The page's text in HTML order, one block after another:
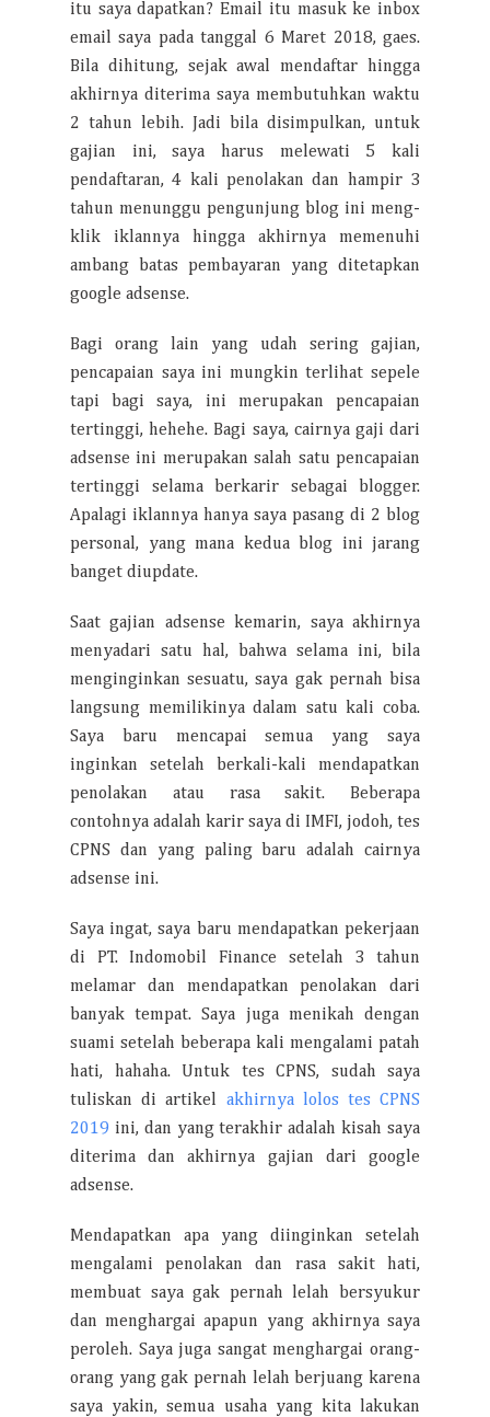
itu saya dapatkan? Email itu masuk ke inbox
email saya pada tanggal 6 Maret 2018, gaes.
Bila dihitung, sejak awal mendaftar hingga
akhirnya diterima saya membutuhkan waktu
2 tahun lebih. Jadi bila disimpulkan, untuk
gajian ini, saya harus melewati 5 kali
pendaftaran, 4 kali penolakan dan hampir 3
tahun menunggu pengunjung blog ini meng-
klik iklannya hingga akhirnya memenuhi
ambang batas pembayaran yang ditetapkan
google adsense.
Bagi orang lain yang udah sering gajian,
pencapaian saya ini mungkin terlihat sepele
tapi bagi saya, ini merupakan pencapaian
tertinggi, hehehe. Bagi saya, cairnya gaji dari
adsense ini merupakan salah satu pencapaian
tertinggi selama berkarir sebagai blogger.
Apalagi iklannya hanya saya pasang di 2 blog
personal, yang mana kedua blog ini jarang
banget diupdate.
Saat gajian adsense kemarin, saya akhirnya
menyadari satu hal, bahwa selama ini, bila
menginginkan sesuatu, saya gak pernah bisa
langsung memilikinya dalam satu kali coba.
Saya baru mencapai semua yang saya
inginkan setelah berkali-kali mendapatkan
penolakan atau rasa sakit. Beberapa
contohnya adalah karir saya di IMFI, jodoh, tes
CPNS dan yang paling baru adalah cairnya
adsense ini.
Saya ingat, saya baru mendapatkan pekerjaan
di PT. Indomobil Finance setelah 3 tahun
melamar dan mendapatkan penolakan dari
banyak tempat. Saya juga menikah dengan
suami setelah beberapa kali mengalami patah
hati, hahaha. Untuk tes CPNS, sudah saya
tuliskan di artikel akhirnya lolos tes CPNS
2019 ini, dan yang terakhir adalah kisah saya
diterima dan akhirnya gajian dari google
adsense.
Mendapatkan apa yang diinginkan setelah
mengalami penolakan dan rasa sakit hati,
membuat saya gak pernah lelah bersyukur
dan menghargai apapun yang akhirnya saya
peroleh. Saya juga sangat menghargai orang-
orang yang gak pernah lelah berjuang karena
saya yakin, semua usaha yang kita lakukan